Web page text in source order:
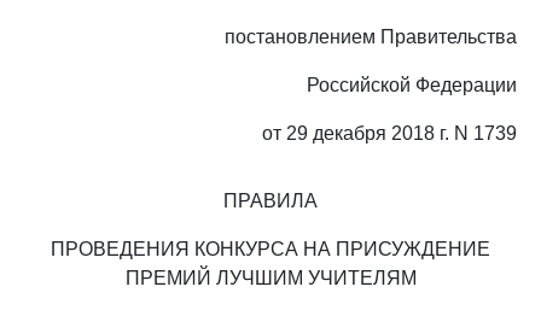
постановлением Правительства
Российской Федерации
от 29 декабря 2018 г. N 1739
ПРАВИЛА
ПРОВЕДЕНИЯ КОНКУРСА НА ПРИСУЖДЕНИЕ
ПРЕМИЙ ЛУЧШИМ УЧИТЕЛЯМ